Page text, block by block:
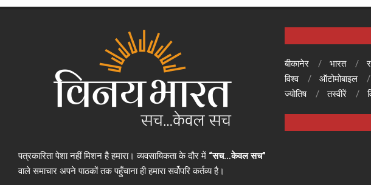
पत्रकारिता पेशा नहीं मिशन है हमारा। व्यवसायिकता के दौर में “सच…केवल सच”
वाले समाचार अपने पाठकों तक पहुँचाना ही हमारा सर्वोपरि कर्तव्य है।
बीकानेर भारत
विश्व
ऑटोमोबाइल
ज्योतिष
तस्वीरें